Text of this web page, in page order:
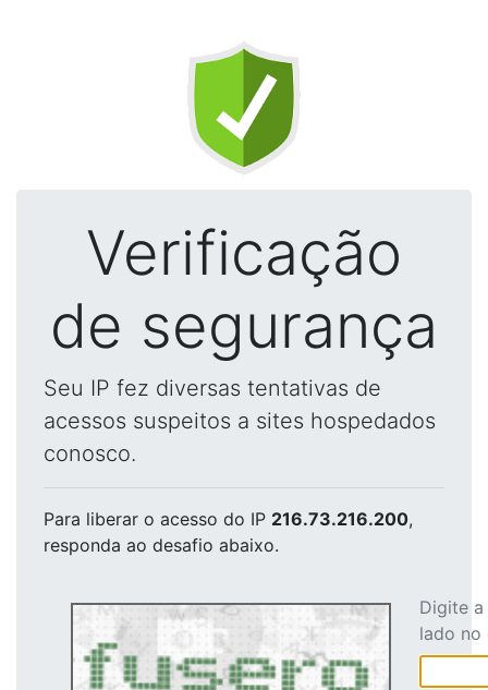
Verificação
de segurança
Seu IP fez diversas tentativas de
acessos suspeitos a sites hospedados
conosco.
Para liberar o acesso do IP 216.73.216.200,
responda ao desafio abaixo.
Digite
lado no